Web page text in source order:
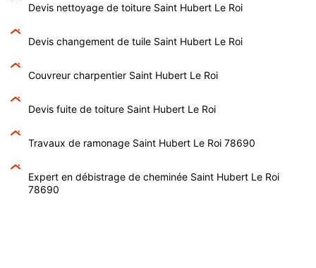
Devis nettoyage de toiture Saint Hubert Le Roi
Devis changement de tuile Saint Hubert Le Roi
Couvreur charpentier Saint Hubert Le Roi
Devis fuite de toiture Saint Hubert Le Roi
Travaux de ramonage Saint Hubert Le Roi 78690
Expert en débistrage de cheminée Saint Hubert Le Roi
78690